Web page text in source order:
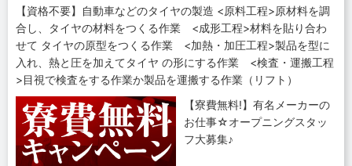
【資格不要】自動車などのタイヤの製造 <原料工程>原材料を調
合し、タイヤの材料をつくる作業 <成形工程>材料を貼り合わ
せて タイヤの原型をつくる作業 <加熱・加圧工程>製品を型に
入れ、熱と圧を加えてタイヤ の形にする作業 <検査・運搬工程
>目視で検査をする作業か製品を運搬する作業（リフト）
【寮費無料!】有名メーカーの
お仕事☆オープニングスタッ
フ大募集♪